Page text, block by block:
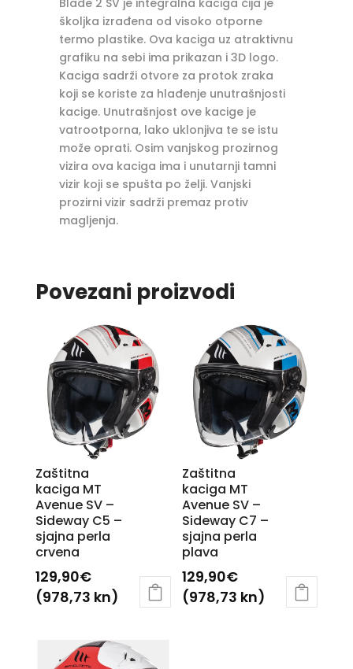
školjka izrađena od visoko otporne
termo plastike. Ova kaciga uz atraktivnu
grafiku na sebi ima prikazan i 3D logo.
Kaciga sadrži otvore za protok zraka
koji se koriste za hlađenje unutrašnjosti
kacige. Unutrašnjost ove kacige je
vatrootporna, lako uklonjiva te se istu
može oprati. Osim vanjskog prozirnog
vizira ova kaciga ima i unutarnji tamni
vizir koji se spušta po želji. Vanjski
prozirni vizir sadrži premaz protiv
magljenja.
Povezani proizvodi
Zaštitna
kaciga MT
Avenue SV –
Sideway C5 –
sjajna perla
crvena
129,90€
(978,73 kn)
Zaštitna
kaciga MT
Avenue SV –
Sideway C7 –
sjajna perla
plava
129,90€
(978,73 kn)